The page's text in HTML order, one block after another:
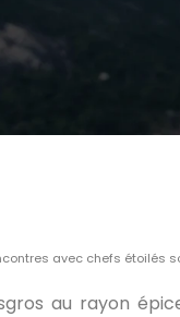
avec chefs étoilés
au rayon